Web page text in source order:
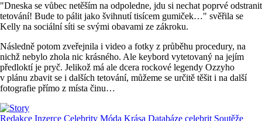
"Dneska se vůbec netěším na odpoledne, jdu si nechat poprvé odstranit
tetování! Bude to pálit jako švihnutí tisícem gumiček…" svěřila se
Kelly na sociální síti se svými obavami ze zákroku.
Následně potom zveřejnila i video a fotky z průběhu procedury, na
nichž nebylo zhola nic krásného. Ale keybord vytetovaný na jejím
předloktí je pryč. Jelikož má ale dcera rockové legendy Ozzyho
v plánu zbavit se i dalších tetování, můžeme se určitě těšit i na další
fotografie přímo z místa činu…
Redakce Inzerce Celebrity Móda Krása Databáze celebrit Soutěže